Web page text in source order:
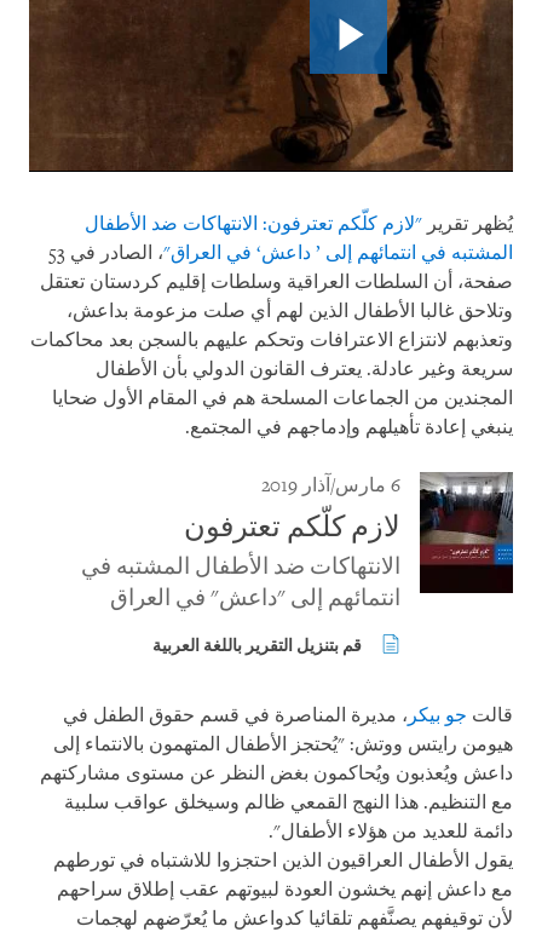
يُظهر تقرير "لازم كلّكم تعترفون: الانتهاكات ضد الأطفال
المشتبه في انتمائهم إلى ’ داعش‘ في العراق"
، الصادر في 53
صفحة، أن السلطات العراقية وسلطات إقليم كردستان تعتقل
وتلاحق غالبا الأطفال الذين لهم أي صلت مزعومة بداعش،
وتعذبهم لانتزاع الاعترافات وتحكم عليهم بالسجن بعد محاكمات
سريعة وغير عادلة. يعترف القانون الدولي بأن الأطفال
المجندين من الجماعات المسلحة هم في المقام الأول ضحايا
ينبغي إعادة تأهيلهم وإدماجهم في المجتمع.
6 مارس/آذار 2019
لازم كلّكم تعترفون
الانتھاكات ضد الأطفال المشتبه في
انتمائھم إلى "داعش" في العراق
قم بتنزيل التقرير باللغة العربية
قالت جو بيكر ، مديرة المناصرة في قسم حقوق الطفل في
هيومن رايتس ووتش: "يُحتجز الأطفال المتهمون بالانتماء إلى
داعش ويُعذبون ويُحاكمون بغض النظر عن مستوى مشاركتهم
مع التنظيم. هذا النهج القمعي ظالم وسيخلق عواقب سلبية
دائمة للعديد من هؤلاء الأطفال".
يقول الأطفال العراقيون الذين احتجزوا للاشتباه في تورطهم
مع داعش إنهم يخشون العودة لبيوتهم عقب إطلاق سراحهم
لأن توقيفهم يصنَّفهم تلقائيا كدواعش ما يُعرّضهم لهجمات